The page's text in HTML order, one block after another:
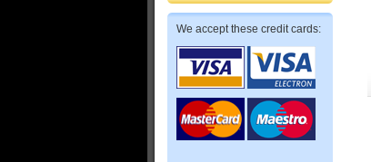
We accept these credit cards: